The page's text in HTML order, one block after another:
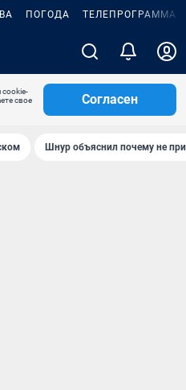
ПОГОДА ТЕЛЕПРОГРАММА
свое
Согласен
Шнур объяснил почему не